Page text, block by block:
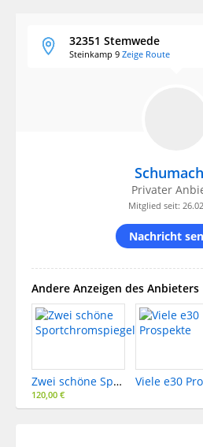
32351 Stemwede
Steinkamp 9 Zeige Route
Privater
Mitglied seit:
Nachricht
Andere Anzeigen des Anbieters
Zwei schöne Sportchromspiegel
120,00 €